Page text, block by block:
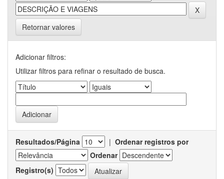
Retornar valores
Adicionar filtros:
Utilizar filtros para refinar o resultado de busca.
Resultados/Página | Ordenar registros por
Ordenar
Registro(s)